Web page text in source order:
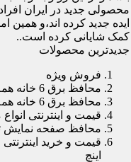
محصولی جدید در ایران
ایده جدید کرده اند،و
کمک شایانی کرده است..
جدیدترین محصولات
فروش ویژه
محافظ برق 6 خانه همه کاره ولتن
محافظ برق 6 خانه همه کاره ولتن
قیمت و اینترنتی انواع
محافظ صفحه نمایش
اینچ